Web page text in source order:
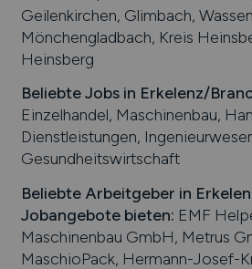
Geilenkirchen, Glimbach,
Mönchengladbach, Kreis
Heinsberg
Beliebte Jobs in Erkelenz/
Einzelhandel, Maschinenbau,
Dienstleistungen,
Gesundheitswirtschaft
Beliebte Arbeitgeber in
Jobangebote bieten: EMF
Maschinenbau GmbH, Metrus
MaschioPack, Hermann-Josef-